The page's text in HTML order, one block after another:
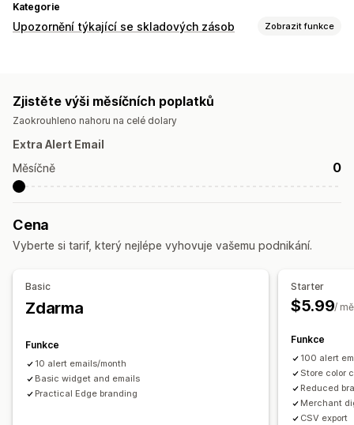
Kategorie
Upozornění týkající se skladových zásob Zobrazit funkce
Analytika a vykazování
Poptávka zákazníků
Zjistěte výši měsíčních poplatků
Zaokrouhleno nahoru na celé dolary
Extra Alert Email
Měsíčně
0
Cena
Vyberte si tarif, který nejlépe vyhovuje vašemu podnikání.
Basic
Zdarma
Funkce
10 alert emails/month
Basic widget and emails
Practical Edge branding
Starter
$5.99/
Funkce
100 alert
Store color
Reduced
Merchant
CSV export